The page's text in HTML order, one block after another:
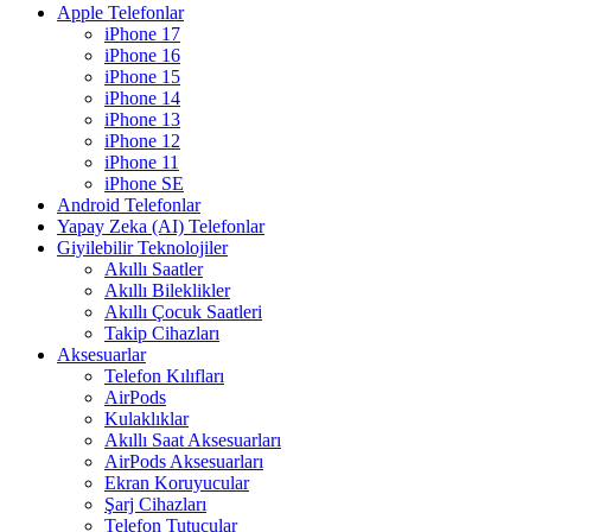
Apple Telefonlar
iPhone 17
iPhone 16
iPhone 15
iPhone 14
iPhone 13
iPhone 12
iPhone 11
iPhone SE
Android Telefonlar
Yapay Zeka (AI) Telefonlar
Giyilebilir Teknolojiler
Akıllı Saatler
Akıllı Bileklikler
Akıllı Çocuk Saatleri
Takip Cihazları
Aksesuarlar
Telefon Kılıfları
AirPods
Kulaklıklar
Akıllı Saat Aksesuarları
AirPods Aksesuarları
Ekran Koruyucular
Şarj Cihazları
Telefon Tutucular